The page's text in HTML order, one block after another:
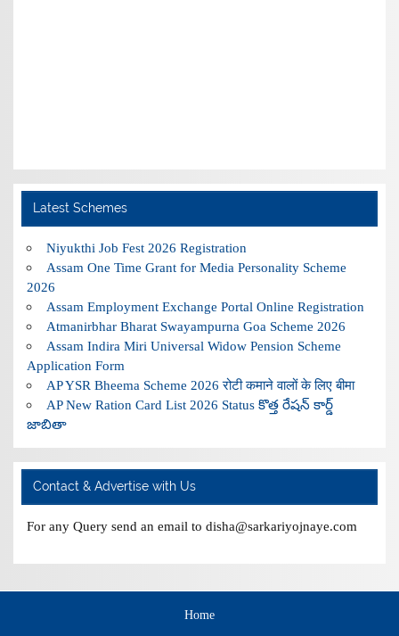
Latest Schemes
Niyukthi Job Fest 2026 Registration
Assam One Time Grant for Media Personality Scheme
2026
Assam Employment Exchange Portal Online Registration
Atmanirbhar Bharat Swayampurna Goa Scheme 2026
Assam Indira Miri Universal Widow Pension Scheme
Application Form
AP YSR Bheema Scheme 2026 रोटी कमाने वालों के लिए बीमा
AP New Ration Card List 2026 Status కొత్త రేషన్ కార్డ్
జాబితా
Contact & Advertise with Us
For any Query send an email to disha@sarkariyojnaye.com
Home